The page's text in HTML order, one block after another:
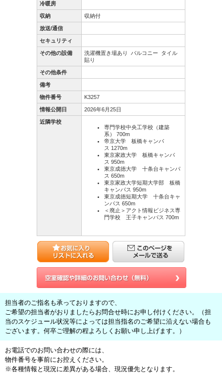
冷暖房
収納 収納付
放送/通信
セキュリティ
その他の設備 洗濯機置き場あり バルコニー
タイル
貼り
その他条件
備考
物件番号 K3257
情報公開日 2026年6月25日
近隣学校
専門学校中央工学校（建築
系） 700m
帝京大学 板橋キャンパ
ス 1270m
東京家政大学 板橋キャンパ
ス 950m
東京成徳大学 十条台キャンパ
ス 650m
東京家政大学短期大学部 板橋
キャンパス 950m
東京成徳短期大学 十条台キャ
ンパス 650m
＜廃止＞アクト情報ビジネス専
門学校 王子キャンパス 700m
担当者のご指名も承っておりますので、
ご希望の担当者がおりましたらお問合せ時にお申し付けください。（担
当のスケジュール状況等によっては担当指名のご希望に沿えない場合も
ございます。何卒ご理解の程よろしくお願い申し上げます。）
お電話でのお問い合わせの際には、
物件番号を事前にお控えください。
※各種情報と現況に差異がある場合、現況優先となります。